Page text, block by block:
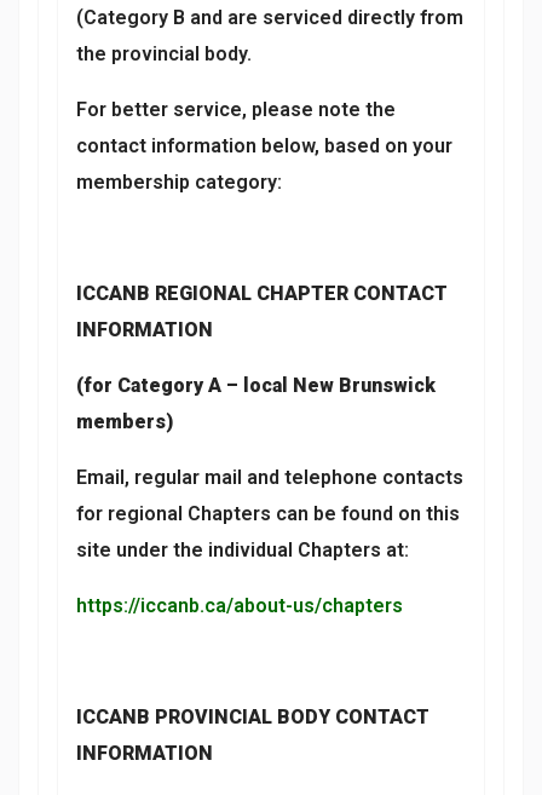
(Category B and are serviced directly from
the provincial body.
For better service, please note the
contact information below, based on your
membership category:
ICCANB REGIONAL CHAPTER CONTACT
INFORMATION
(for Category A – local New Brunswick
members)
Email, regular mail and telephone contacts
for regional Chapters can be found on this
site under the individual Chapters at:
https://iccanb.ca/about-us/chapters
ICCANB PROVINCIAL BODY CONTACT
INFORMATION